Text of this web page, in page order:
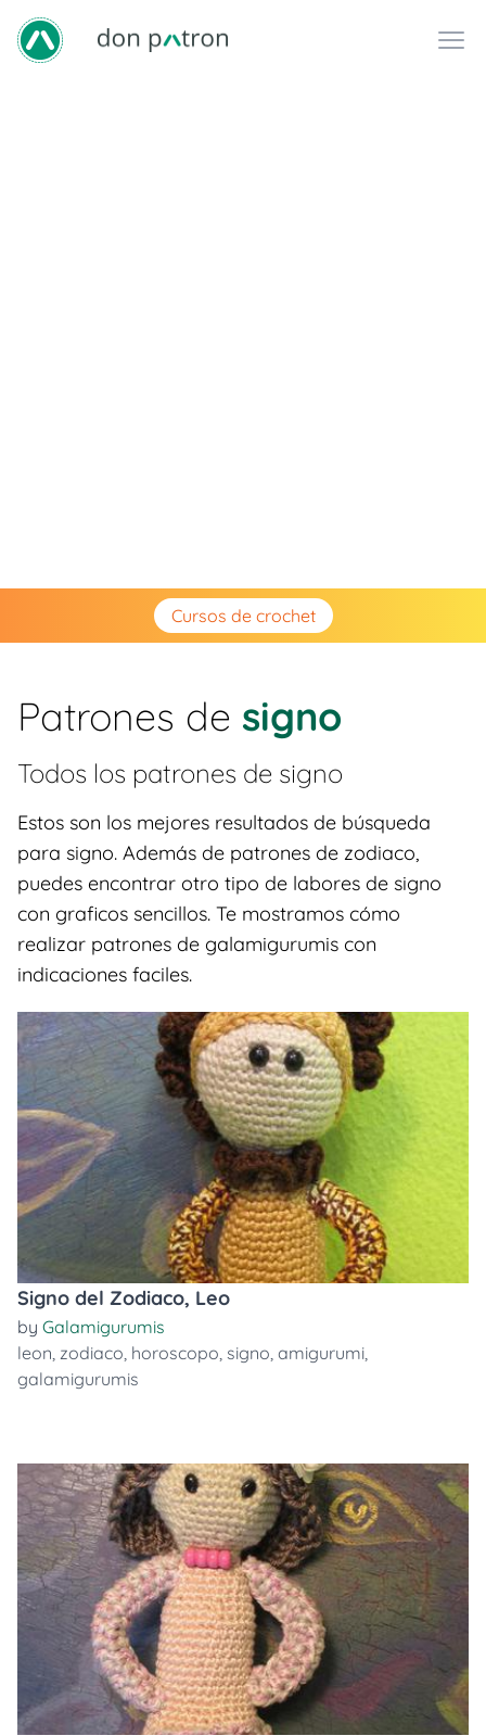
Cursos de crochet
Patrones de signo
Todos los patrones de signo
Estos son los mejores resultados de búsqueda
para signo. Además de patrones de zodiaco,
puedes encontrar otro tipo de labores de signo
con graficos sencillos. Te mostramos cómo
realizar patrones de galamigurumis con
indicaciones faciles.
Signo del Zodiaco, Leo
by Galamigurumis
leon, zodiaco, horoscopo, signo, amigurumi,
galamigurumis